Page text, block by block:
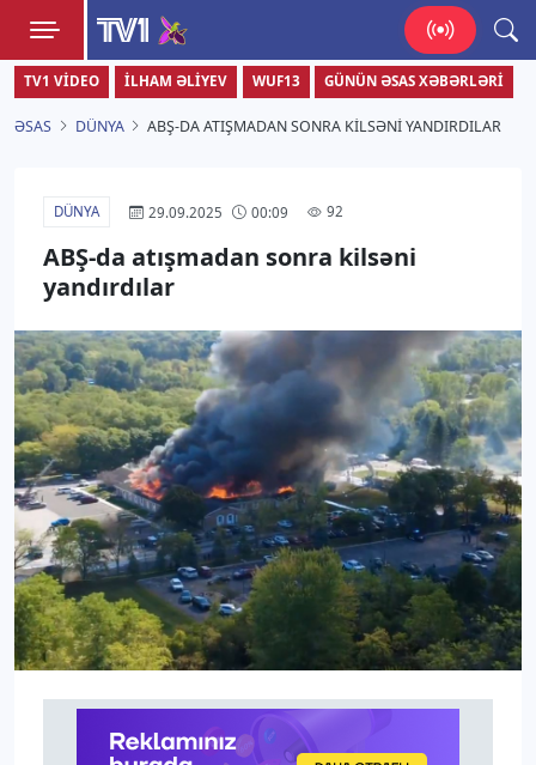
TV1
Zamanı bizimlə yaşa!
TV1 VIDEO İLHAM ƏLIYEV WUF13 GÜNÜN ƏSAS XƏBƏRLƏRI
ƏSAS DÜNYA ABŞ-DA ATIŞMADAN SONRA KILSƏNI YANDIRDILAR
DÜNYA 29.09.2025 00:09 92
ABŞ-da atışmadan sonra kilsəni
yandırdılar